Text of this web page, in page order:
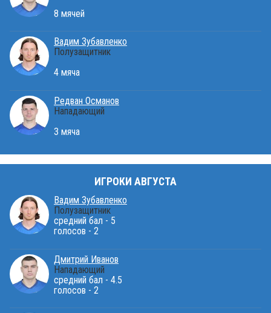
8 мячей
Вадим Зубавленко
Полузащитник
4 мяча
Редван Османов
Нападающий
3 мяча
ИГРОКИ АВГУСТА
Вадим Зубавленко
Полузащитник
средний бал - 5
голосов - 2
Дмитрий Иванов
Нападающий
средний бал - 4.5
голосов - 2